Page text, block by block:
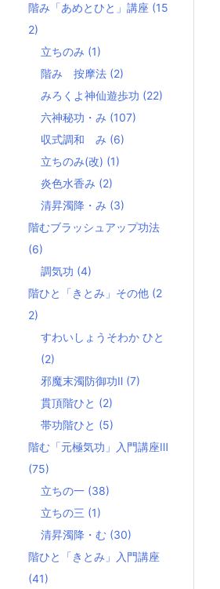
階み「あめとひと」講座 (15
2)
立ちのみ (1)
階み 按摩法 (2)
みろくよ神仙遊歩功 (22)
六神秘功・み (107)
収式調和 み (6)
立ちのみ(改) (1)
炎色水香み (2)
清昇濁降・み (3)
階むブラッシュアップ功法
(6)
調気功 (4)
階ひと「きとみ」その他 (2
2)
すわいしょうそわか ひと
(2)
邪魔末濁防御功Ⅱ (7)
貫頂階ひと (2)
帯功階ひと (5)
階む「元極気功」入門講座Ⅲ
(75)
立ちの一 (38)
立ちの三 (1)
清昇濁降・む (30)
階ひと「きとみ」入門講座
(41)